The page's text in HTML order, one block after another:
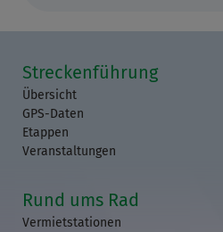
Streckenführung
Übersicht
GPS-Daten
Etappen
Veranstaltungen
Rund ums Rad
Vermietstationen